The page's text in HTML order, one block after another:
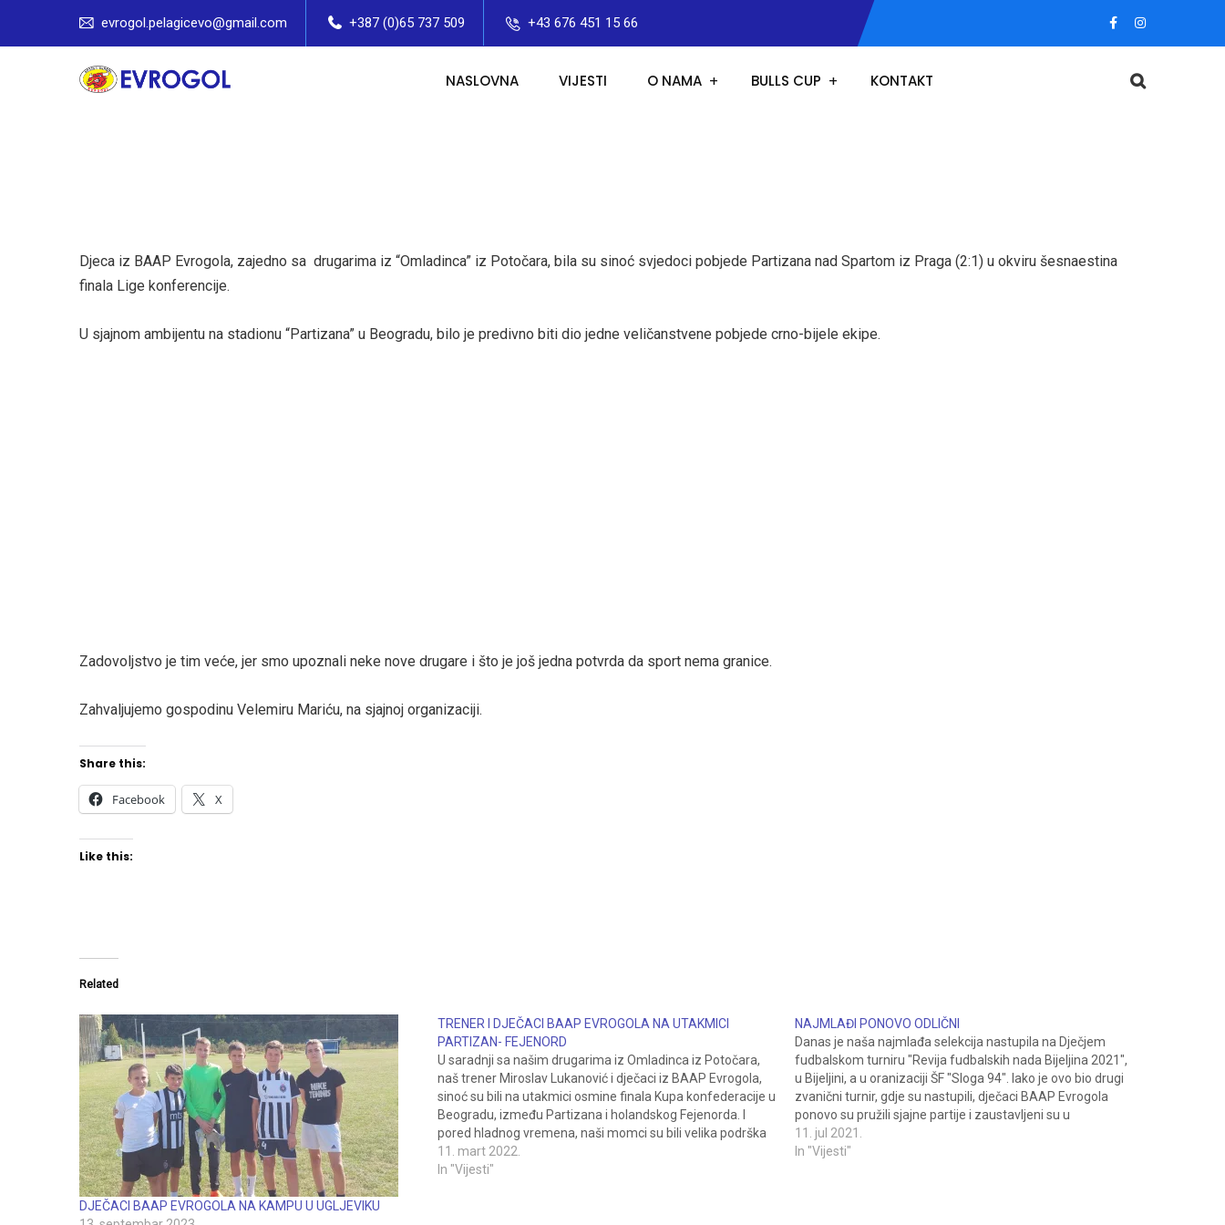
evrogol.pelagicevo@gmail.com +387 (0)65 737 509 +43 676 451 15 66
NASLOVNA VIJESTI O NAMA BULLS CUP KONTAKT
Djeca iz BAAP Evrogola, zajedno sa drugarima iz “Omladinca” iz Potočara, bila su sinoć svjedoci pobjede Partizana nad Spartom iz Praga (2:1) u okviru šesnaestina
finala Lige konferencije.
U sjajnom ambijentu na stadionu “Partizana” u Beogradu, bilo je predivno biti dio jedne veličanstvene pobjede crno-bijele ekipe.
Zadovoljstvo je tim veće, jer smo upoznali neke nove drugare i što je još jedna potvrda da sport nema granice.
Zahvaljujemo gospodinu Velemiru Mariću, na sjajnoj organizaciji.
Share this:
Facebook X
Like this:
Related
DJEČACI BAAP EVROGOLA NA KAMPU U UGLJEVIKU
TRENER I DJEČACI BAAP EVROGOLA NA UTAKMICI
PARTIZAN- FEJENORD
U saradnji sa našim drugarima iz Omladinca iz Potočara,
naš trener Miroslav Lukanović i dječaci iz BAAP Evrogola,
sinoć su bili na utakmici osmine finala Kupa konfederacije u
Beogradu, između Partizana i holandskog Fejenorda. I
pored hladnog vremena, naši momci su bili velika podrška
beogradskim crno-bijelima. Iako rezultat nije bio…
11. mart 2022.
In "Vijesti"
NAJMLAĐI PONOVO ODLIČNI
Danas je naša najmlađa selekcija nastupila na Dječjem
fudbalskom turniru "Revija fudbalskih nada Bijeljina 2021",
u Bijeljini, a u oranizaciji ŠF "Sloga 94". Iako je ovo bio drugi
zvanični turnir, gdje su nastupili, dječaci BAAP Evrogola
ponovo su pružili sjajne partije i zaustavljeni su u
četvrtfinalu. U grupi A osvojeno…
11. jul 2021.
In "Vijesti"